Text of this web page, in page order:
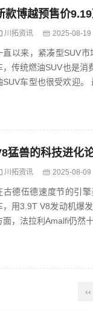
款博越预售价
川拓资讯 2025-08-19
直以来，紧凑型SUV
，传统燃油SUV也是消
车型也很受欢迎。 最近，国产头部品牌不断加推紧凑型SUV。8月2日，新款吉利博越开启预售，
猛兽的科技进化
川拓资讯 2025-08-09
古德伍德速度节的引
，用3.9T V8发动机爆发
面，法拉利Amalfi仍然
‹‹